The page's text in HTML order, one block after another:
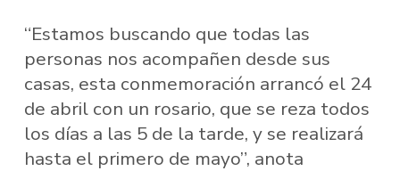
“Estamos buscando que todas las
personas nos acompañen desde sus
casas, esta conmemoración arrancó el 24
de abril con un rosario, que se reza todos
los días a las 5 de la tarde, y se realizará
hasta el primero de mayo”, anota